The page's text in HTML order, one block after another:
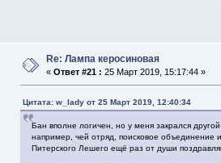
Re: Лампа керосиновая
«Ответ #21 : 25 Март 2019, 15:17:44 »
Цитата: w_lady от 25 Март 2019, 12:40:34
Бан вполне логичен, но у меня закрался
например, чей отряд, поисковое объединение
Питерского Лешего ещё раз от души